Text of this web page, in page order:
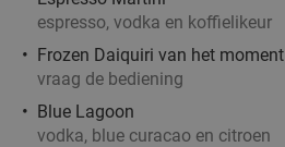
espresso, vodka en koffielikeur
Frozen Daiquiri van het moment
vraag de bediening
Blue Lagoon
vodka, blue curacao en citroen